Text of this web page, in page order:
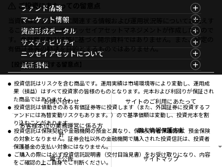
ご投資にあたっての留意点
当資料は、ファンドに関連する情報および運用状況等についてお伝えす
ることを目的として、ニッセイアセットマネジメントが作成したもので
す。金融商品取引法等に基づく開示資料ではありません。また、特定の
有価証券等の勧誘を目的とするものではありません。
【投資信託に関する留意点】
投資信託はリスクを含む商品です。運用実績は市場環境等により変動し、運用成
果（損益）はすべて投資家の皆様のものとなります。元本および利回りが保証され
た商品ではありません。
投資信託は値動きのある有価証券等に投資します（また、外国証券に投資するフ
ァンドには為替変動リスクもあります。）ので基準価額は変動し、投資元本を割
り込むことがあります。
投資信託は保険契約や金融機関の預金と異なり、保険契約者保護機構、預金保険
の対象となりません。証券会社以外の金融機関で購入された投資信託は、投資者
保護基金の支払い対象にはなりません。
ご購入の際には必ず投資信託説明書（交付目論見書）をお受け取りになり、内容
をご確認の上ご自身でご判断ください。
ファンド情報
ファンド情報TOP
基準価額一覧
ファンド検索
ファンド比較
決算カレンダー
海外休日カレンダー
投資信託新商品のご案内
投資信託償還商品のご案内
ちょこっと3分！ファンドシアター
有価証券届出書の効力の発生の有無について
こだわりのインデックスファンド 購入・換金手数料
なしシリーズ
確定拠出年金について
マーケット情報
マーケット情報TOP
マーケット指数
マーケットレポート
コラム
ファンドレポート
資産形成ポータル
資産形成ポータルTOP
資産形成サービス
Nダイレクト
Goal Navi
資産形成サポート
NAMシティ
お問い合わせ
よくあるご質問
投資の教室
サステナビリティ
サステナビリティTOP
サステナビリティ経営
サステナブル投資
ニッセイアセットについて
ニッセイアセットについてTOP
会社情報
プレスリリース
受賞歴
方針・その他開示情報
採用情報
公式キャラクターのご紹介
最新情報
マーケットニュース
商品ニュース
おしらせ
メディアお問い合わせ サイトのご利用にあたって
お客様本位の業務運営に係る方
針
個人情報保護方針
電子公告 サイトマップ